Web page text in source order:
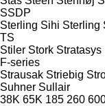
SSDP
Sterling Sihi Sterling
TS
Stiler Stork Stratasys
F-series
Strausak Striebig
Suhner Sullair
38K 65K 185 260